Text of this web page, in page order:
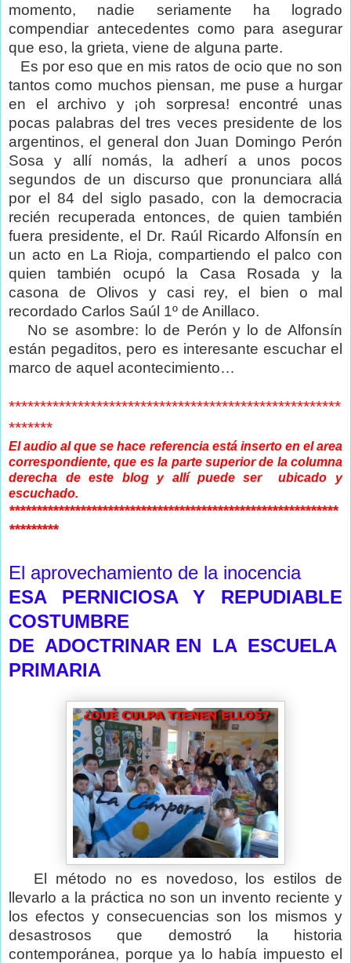
momento, nadie seriamente ha logrado
compendiar antecedentes como para asegurar
que eso, la grieta, viene de alguna parte.
Es por eso que en mis ratos de ocio que no son
tantos como muchos piensan, me puse a hurgar
en el archivo y ¡oh sorpresa! encontré unas
pocas palabras del tres veces presidente de los
argentinos, el general don Juan Domingo Perón
Sosa y allí nomás, la adherí a unos pocos
segundos de un discurso que pronunciara allá
por el 84 del siglo pasado, con la democracia
recién recuperada entonces, de quien también
fuera presidente, el Dr. Raúl Ricardo Alfonsín en
un acto en La Rioja, compartiendo el palco con
quien también ocupó la Casa Rosada y la
casona de Olivos y casi rey, el bien o mal
recordado Carlos Saúl 1º de Anillaco.
No se asombre: lo de Perón y lo de Alfonsín
están pegaditos, pero es interesante escuchar el
marco de aquel acontecimiento…
*****************************************************
*******
El audio al que se hace referencia está inserto en el area
correspondiente, que es la parte superior de la columna
derecha de este blog y allí puede ser ubicado y
escuchado.
************************************************************
*********
El aprovechamiento de la inocencia
ESA PERNICIOSA Y REPUDIABLE
COSTUMBRE
DE ADOCTRINAR EN LA ESCUELA
PRIMARIA
El método no es novedoso, los estilos de
llevarlo a la práctica no son un invento reciente y
los efectos y consecuencias son los mismos y
desastrosos que demostró la historia
contemporánea, porque ya lo había impuesto el